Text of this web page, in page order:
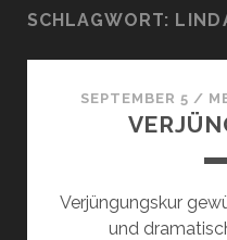
SCHLAGWORT:
SEPTEMBER 5 /
Verjüngungskur
und